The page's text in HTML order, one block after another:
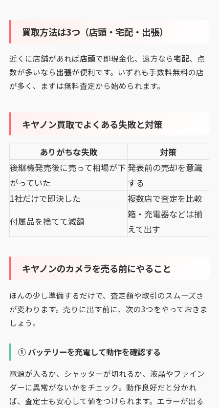
買取方法は3つ（店頭・宅配・出張）
近くに店舗があれば店頭で即現金化、遠方なら宅配、点
数が多いなら出張が便利です。いずれも手数料無料の店
が多く、まずは無料査定から始められます。
キヤノン買取でよくある失敗と対策
ありがちな失敗
対策
後継機発売後に売って相場が下
がっていた
発表前の売却を意識
する
1社だけで即決した
複数店で査定を比較
付属品を捨てて減額
箱・充電器などは揃
えて出す
キヤノンのカメラを売る前にやること
ほんの少し準備するだけで、査定額や取引のスムーズさ
が変わります。売りに出す前に、次の3つをやっておきま
しょう。
① バッテリーを充電して動作を確認する
電源が入るか、シャッターが切れるか、液晶やファイン
ダーに異常がないかをチェック。動作良好だと分かれ
ば、査定士も安心して値をつけられます。エラーが出る